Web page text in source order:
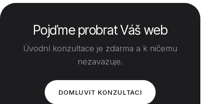
Pojďme probrat Váš web
Úvodní konzultace je zdarma a k ničemu
nezavazuje.
DOMLUVIT KONZULTACI